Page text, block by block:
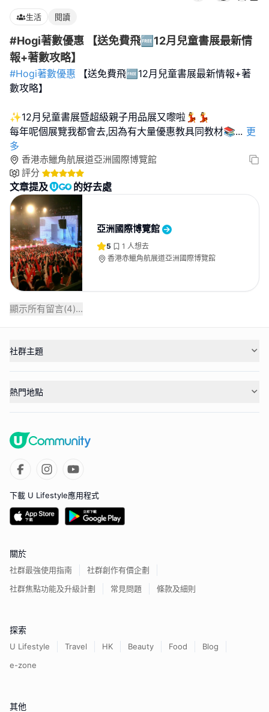
生活 閱讀
#Hogi著數優惠 【送免費飛🆓12月兒童書展最新情
報+著數攻略】
#Hogi著數優惠
【送免費飛🆓12月兒童書展最新情報+著
數攻略】
✨12月兒童書展暨超級親子用品展又嚟啦💃💃
每年呢個展覽我都會去,因為有大量優惠教具同教材📚... 更
多
香港赤鱲角航展道亞洲國際博覽館
評分
文章提及 的好去處
亞洲國際博覽館
5 1 人想去
香港赤鱲角航展道亞洲國際博覽館
顯示所有留言(4)...
社群主題
熱門地點
下載 U Lifestyle應用程式
關於
社群最強使用指南
社群創作有價企劃
社群焦點功能及升級計劃
常見問題 條款及細則
探索
U Lifestyle Travel HK Beauty Food
Blog
e-zone
其他